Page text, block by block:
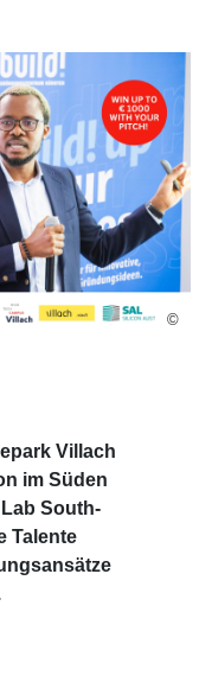
©
Villach
im Süden
South-
Talente